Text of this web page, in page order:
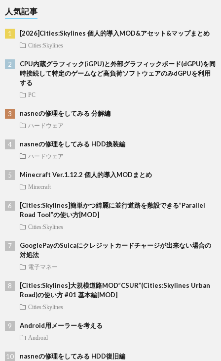
人気記事
[2026]Cities:Skylines 個人的導入MOD&アセット&マップまとめ
Cities:Skylines
CPU内蔵グラフィック(iGPU)と外部グラフィックボード(dGPU)を同
時接続して特定のゲームなど高負荷ソフトウェアのみdGPUを利用
する
PC
nasneの修理をしてみる 分解編
ハードウェア
nasneの修理をしてみる HDD換装編
ハードウェア
Minecraft Ver.1.12.2 個人的導入MODまとめ
Minecraft
[Cities:Skylines]簡単かつ綺麗に並行道路を敷設できる”Parallel
Road Tool”の使い方[MOD]
Cities:Skylines
GooglePayのSuicaにクレジットカードチャージが出来ない場合の
対処法
電子マネー
[Cities:Skylines]大規模道路MOD”CSUR”(Cities:Skylines Urban
Road)の使い方 #01 基本編[MOD]
Cities:Skylines
Android用メーラーを考える
Android
nasneの修理をしてみる HDD復旧編